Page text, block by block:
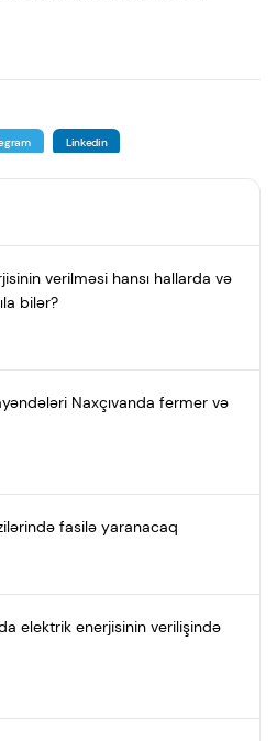
Linkedin
verilməsi hansı hallarda və
bilər?
Naxçıvanda fermer və
fasilə yaranacaq
elektrik enerjisinin verilişində